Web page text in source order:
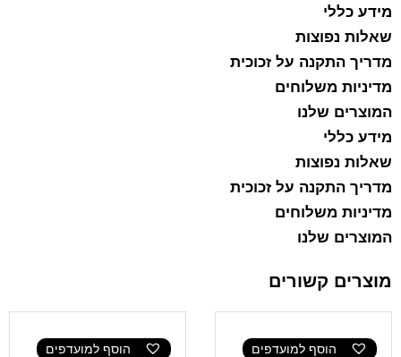
מידע כללי
שאלות נפוצות
מדריך התקנה על זכוכית
מדיניות משלוחים
המוצרים שלנו
מידע כללי
שאלות נפוצות
מדריך התקנה על זכוכית
מדיניות משלוחים
המוצרים שלנו
מוצרים קשורים
הוסף למועדפים הוסף למועדפים